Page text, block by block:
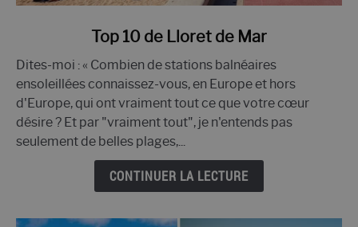
le
Top
10
de
Lloret
Top 10 de Lloret de Mar
Dites-moi : « Combien de stations balnéaires
ensoleillées connaissez-vous, en Europe et hors
d'Europe, qui ont vraiment tout ce que votre cœur
désire ? Et par "vraiment tout", je n'entends pas
seulement de belles plages,...
CONTINUER LA LECTURE